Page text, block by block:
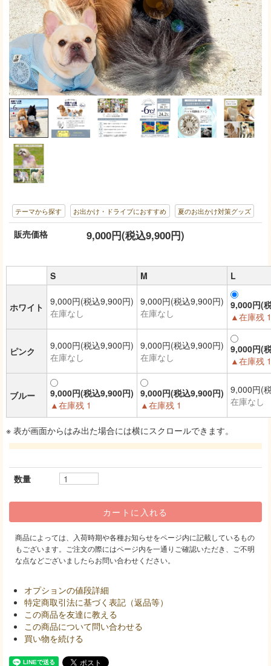
テーマから探す お出かけ・ドライブにおすすめ 夏のお出かけ対策グッズ
販売価格 9,000円(税込9,900円)
S M L
ホワイト
9,000円(税込9,900円)
在庫なし
9,000円(税込9,900円)
在庫なし
9,000円(
▲在庫残 1
ピンク
9,000円(税込9,900円)
在庫なし
9,000円(税込9,900円)
在庫なし
9,000円(
▲在庫残 1
ブルー
9,000円(税込9,900円)
▲在庫残 1
9,000円(税込9,900円)
▲在庫残 1
9,000円(
在庫なし
※ 表が画面からはみ出た場合には横にスクロールできます。
数量
商品によっては、入荷時期や各種お知らせをページ内に記載しているもの
もございます。ご注文の際にはページ内を一通りご確認いただき、ご不明
な点などございましたらお問い合わせください。
オプションの値段詳細
特定商取引法に基づく表記（返品等）
この商品を友達に教える
この商品について問い合わせる
買い物を続ける